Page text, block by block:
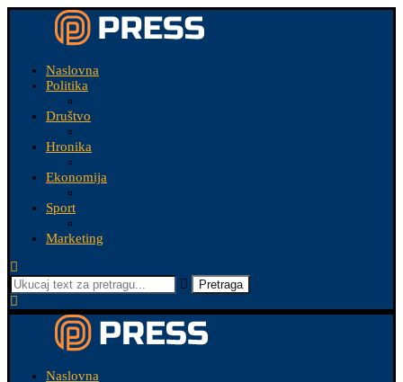
Naslovna
Politika
Društvo
Hronika
Ekonomija
Sport
Marketing
Pretraga
Naslovna